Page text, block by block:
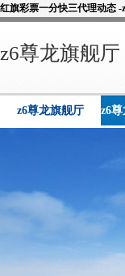
红旗彩票一分快三代理动态 -
z6尊龙旗舰厅
z6尊龙旗舰厅 z6